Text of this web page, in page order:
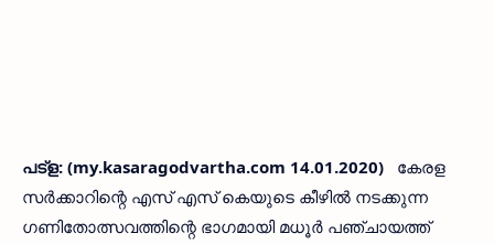
പട്‌ള: (my.kasaragodvartha.com 14.01.2020)
കേരള
സര്‍ക്കാറിന്റെ എസ് എസ് കെയുടെ കീഴില്‍ നടക്കുന്ന
ഗണിതോത്സവത്തിന്റെ ഭാഗമായി മധൂര്‍ പഞ്ചായത്ത്